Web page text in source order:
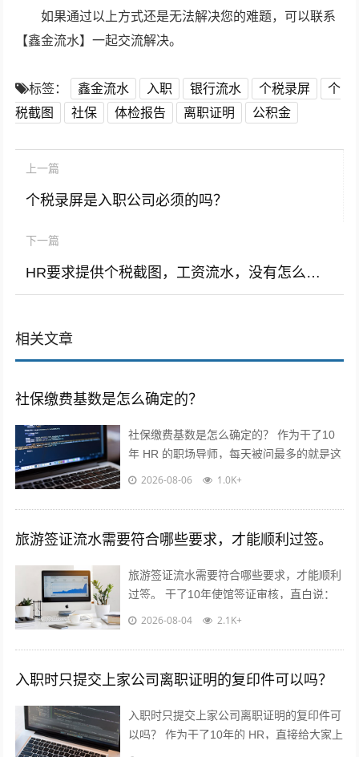
如果通过以上方式还是无法解决您的难题，可以联系
【鑫金流水】一起交流解决。
标签： 鑫金流水 入职 银行流水 个税录屏
个
税截图
社保 体检报告 离职证明 公积金
上一篇
个税录屏是入职公司必须的吗？
下一篇
HR要求提供个税截图，工资流水，没有怎么办？
相关文章
社保缴费基数是怎么确定的？
社保缴费基数是怎么确定的？ 作为干了10
年 HR 的职场导师，每天被问最多的就是这
个问题！今天不讲官话，全是求职者能直接
2026-08-06 1.0K+
旅游签证流水需要符合哪些要求，才能顺利过签。
旅游签证流水需要符合哪些要求，才能顺利
过签。 干了10年使馆签证审核，直白说：
流水不是看你有多少钱，是看你“能不能正
2026-08-04 2.1K+
入职时只提交上家公司离职证明的复印件可以吗？
入职时只提交上家公司离职证明的复印件可
以吗？ 作为干了10年的 HR，直接给大家上
干货，不绕弯子！ 答案：分情况，但大概